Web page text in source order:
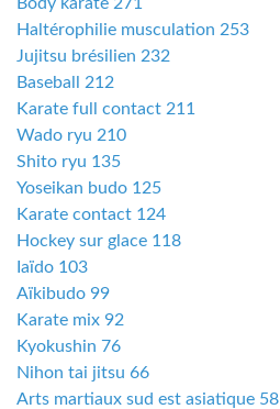
Haltérophilie musculation 253
Jujitsu brésilien 232
Baseball 212
Karate full contact 211
Wado ryu 210
Shito ryu 135
Yoseikan budo 125
Karate contact 124
Hockey sur glace 118
Iaïdo 103
Aïkibudo 99
Karate mix 92
Kyokushin 76
Nihon tai jitsu 66
Arts martiaux sud est asiatique 58